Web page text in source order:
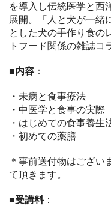
を導入し伝統医学と西
展開。「人と犬が一緒
とした犬の手作り食の
トフード関係の雑誌コ
■内容 ：
・未病と食事療法
・中医学と食事の実際
・はじめての食事養生
・初めての薬膳
＊事前送付物はござい
て頂きます。
■受講料：